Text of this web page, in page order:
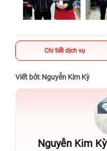
Chi tiết dịch vụ
Viết bởi: Nguyễn Kim Kỳ
Nguyễn Kim Kỳ